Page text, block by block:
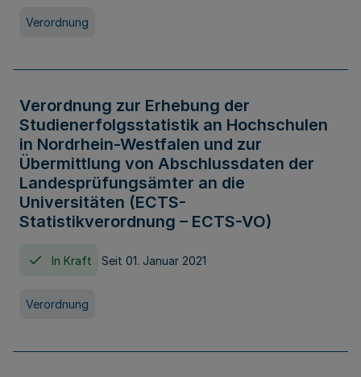
Verordnung
Verordnung zur Erhebung der
Studienerfolgsstatistik an Hochschulen
in Nordrhein-Westfalen und zur
Übermittlung von Abschlussdaten der
Landesprüfungsämter an die
Universitäten (ECTS-
Statistikverordnung – ECTS-VO)
In Kraft Seit 01. Januar 2021
Verordnung